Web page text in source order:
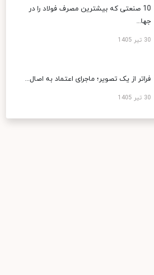
10 صنعتی که بیشترین مصرف فولاد را در
جها...
30 تیر 1405
فراتر از یک تصویر؛ ماجرای اعتماد به اصال...
30 تیر 1405